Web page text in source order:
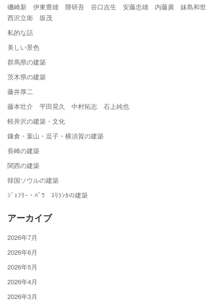
磯崎新 伊東豊雄 隈研吾 谷口吉生 安藤忠雄 内藤廣 妹島和世
西沢立衛 坂茂
私的な話
美しい景色
群馬県の建築
茨木県の建築
藤井厚二
藤本壮介 平田晃久 中村拓志 石上純也
軽井沢の建築・文化
鎌倉・葉山・逗子・横須賀の建築
長崎の建築
関西の建築
韓国ソウルの建築
ｼﾞｪﾌﾘｰ・ﾊﾞﾜ ｽﾘﾗﾝｶの建築
アーカイブ
2026年7月
2026年6月
2026年5月
2026年4月
2026年3月